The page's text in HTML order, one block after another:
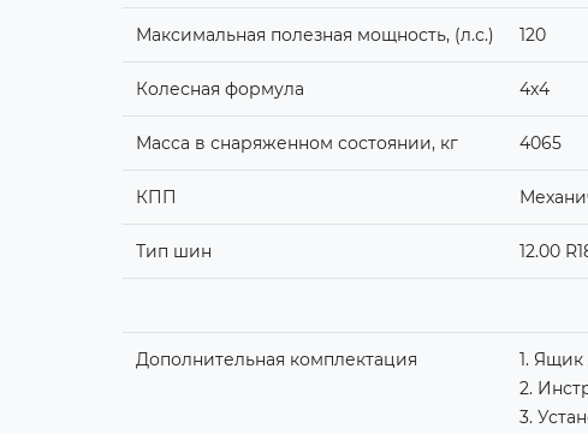
Максимальная полезная мощность, (л.с.) 120
Колесная формула 4х4
Масса в снаряженном состоянии, кг 4065
КПП
Тип шин 12.00
Дополнительная комплектация
1. Ящик
2.
3.